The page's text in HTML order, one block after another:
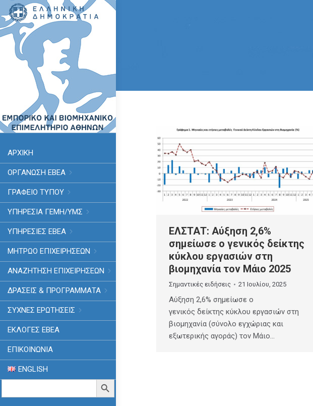
ΑΡΧΙΚΗ
ΟΡΓΑΝΩΣΗ ΕΒΕΑ
ΓΡΑΦΕΙΟ ΤΥΠΟΥ
ΥΠΗΡΕΣΊΑ ΓΕΜΗ/ΥΜΣ
ΥΠΗΡΕΣΙΕΣ ΕΒΕΑ
ΜΗΤΡΩΟ ΕΠΙΧΕΙΡΗΣΕΩΝ
ΑΝΑΖΗΤΗΣΗ ΕΠΙΧΕΙΡΗΣΕΩΝ
ΔΡΑΣΕΙΣ & ΠΡΟΓΡΑΜΜΑΤΑ
ΣΥΧΝΕΣ ΕΡΩΤΗΣΕΙΣ
ΕΚΛΟΓΈΣ ΕΒΕΑ
ΕΠΙΚΟΙΝΩΝΙΑ
ENGLISH
Search
Search Button
ΕΛΣΤΑΤ: Αύξηση 2,6%
σημείωσε ο γενικός δείκτης
κύκλου εργασιών στη
βιομηχανία τον Μάιο 2025
Σημαντικές ειδήσεις 21 Ιουλίου, 2025
Αύξηση 2,6% σημείωσε ο
γενικός δείκτης κύκλου εργασιών στη
βιομηχανία (σύνολο εγχώριας και
εξωτερικής αγοράς) τον Μάιο…